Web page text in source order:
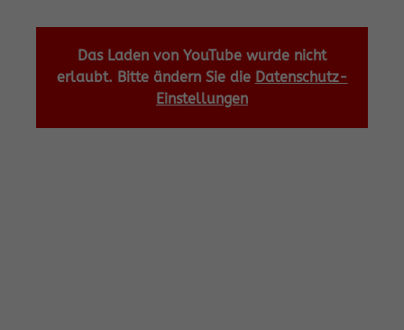
Das Laden von YouTube wurde nicht
erlaubt. Bitte ändern Sie die Datenschutz-
Einstellungen